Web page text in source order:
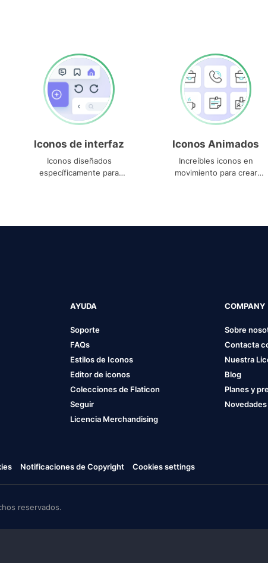
Iconos de interfaz
Iconos diseñados
específicamente para
Iconos Animados
Increíbles iconos en
movimiento para crear
AYUDA
Soporte
FAQs
Estilos de Iconos
Editor de iconos
Colecciones de Flaticon
Seguir
Licencia Merchandising
COMPANY
Sobre
Contacta
Nuestra
Blog
Planes y
Novedades
Notificaciones de Copyright Cookies settings
reservados.